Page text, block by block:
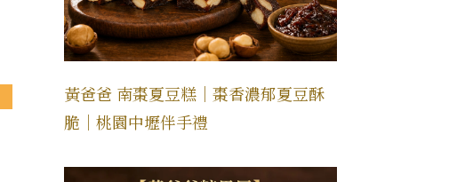
黃爸爸 南棗夏豆糕｜棗香濃郁夏豆酥
脆｜桃園中壢伴手禮